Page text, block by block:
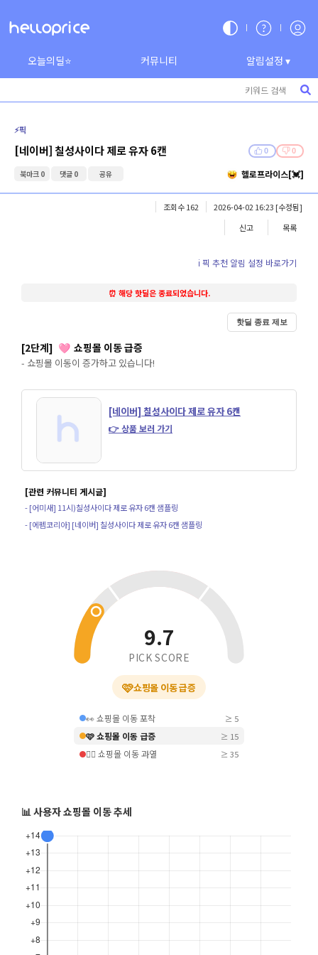
오늘의딜⭐ 커뮤니티 알림설정 ▾
⚡️픽
[네이버] 칠성사이다 제로 유자 6캔 0 0
북마크 0 댓글 0 공유 헬로프라이스[💓]
조회수 162 2026-04-02 16:23 [수정됨]
신고
목록
ℹ️ 픽 추천 알림 설정 바로가기
⏰ 해당 핫딜은 종료되었습니다.
핫딜 종료 제보
[2단계] 🩷 쇼핑몰 이동 급증
- 쇼핑몰 이동이 증가하고 있습니다!
[네이버] 칠성사이다 제로 유자 6캔
👉 상품 보러 가기
[관련 커뮤니티 게시글]
- [어미새] 11시)칠성사이다 제로 유자 6캔 샘플링
- [에펨코리아] [네이버] 칠성사이다 제로 유자 6캔 샘플링
9.7
PICK SCORE
🩷쇼핑몰 이동 급증
👀 쇼핑몰 이동 포착 ≥ 5
🩷 쇼핑몰 이동 급증 ≥ 15
❤️‍🔥 쇼핑몰 이동 과열 ≥ 35
📊 사용자 쇼핑몰 이동 추세